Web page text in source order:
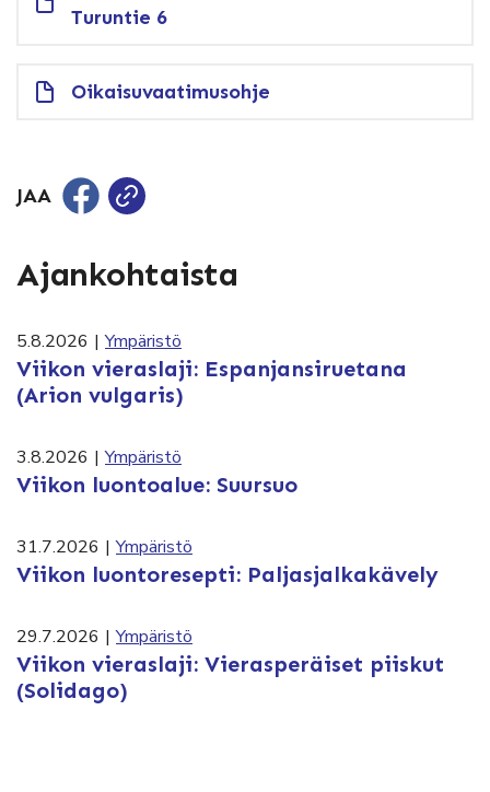
Turuntie 6
Oikaisuvaatimusohje
JAA
Ajankohtaista
5.8.2026 | Ympäristö
Viikon vieraslaji: Espanjansiruetana
(Arion vulgaris)
3.8.2026 | Ympäristö
Viikon luontoalue: Suursuo
31.7.2026 | Ympäristö
Viikon luontoresepti: Paljasjalkakävely
29.7.2026 | Ympäristö
Viikon vieraslaji: Vierasperäiset piiskut
(Solidago)